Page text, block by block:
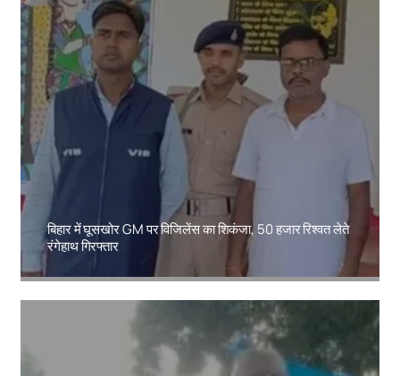
बिहार में घूसखोर GM पर विजिलेंस का शिकंजा, 50 हजार रिश्वत लेते
रंगेहाथ गिरफ्तार